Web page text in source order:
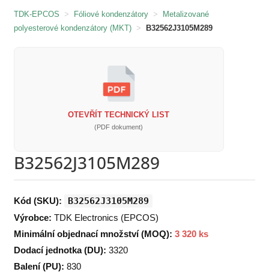
TDK-EPCOS > Fóliové kondenzátory >
Metalizované
polyesterové kondenzátory (MKT) > B32562J3105M289
OTEVŘÍT TECHNICKÝ LIST
(PDF dokument)
B32562J3105M289
Kód (SKU): B32562J3105M289
Výrobce: TDK Electronics (EPCOS)
Minimální objednací množství (MOQ): 3 320 ks
Dodací jednotka (DU): 3320
Balení (PU): 830